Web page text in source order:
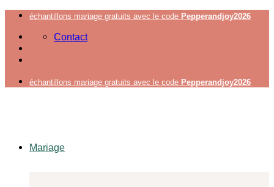
Passer
contenu
échantillons mariage gratuits avec le code Pepperandjoy2026
Contact
échantillons mariage gratuits avec le code Pepperandjoy2026
Mariage